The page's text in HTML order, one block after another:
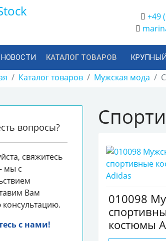
+49
НОВОСТИ КАТАЛОГ ТОВАРОВ
Каталог товаров Мужская мода
вопросы?
свяжитесь
мы с
Вам
с нами!
010098
костюмы